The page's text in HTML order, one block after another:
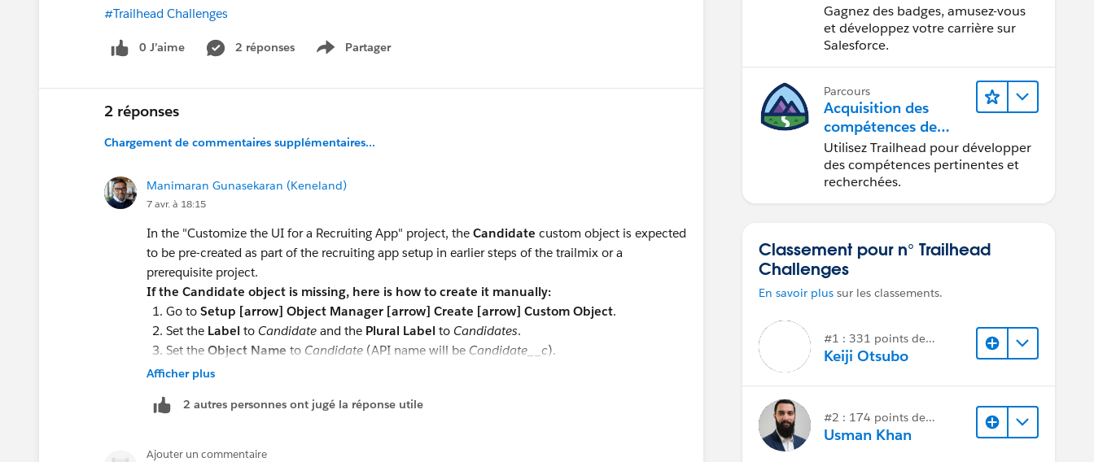
#Trailhead Challenges
0 J’aime 2 réponses Partager
Show menu
2 réponses
Chargement de commentaires supplémentaires...
Manimaran Gunasekaran (Keneland)
7 avr. à 18:15
In the "Customize the UI for a Recruiting App" project, the Candidate custom object is expected
to be pre-created as part of the recruiting app setup in earlier steps of the trailmix or a
prerequisite project.
If the Candidate object is missing, here is how to create it manually:
Go to Setup [arrow] Object Manager [arrow] Create [arrow] Custom Object.
Set the Label to Candidate and the Plural Label to Candidates.
Set the Object Name to Candidate (API name will be Candidate__c).
UnderFeatures
ClickSave.
page for the Candidate object as described in the project steps.
Afficher plus
2 autres personnes ont jugé la réponse utile
Ajouter un commentaire
Gagnez des badges, amusez-vous
et développez votre carrière sur
Salesforce.
Parcours
Acquisition des
compétences de
demain avec
Trailhead
Utilisez Trailhead pour développer
des compétences pertinentes et
recherchées.
Classement pour n° Trailhead
Challenges
En savoir plus sur les classements.
#1 : 331 points de
réponse
Keiji Otsubo
#2 : 174 points de
réponse
Usman Khan